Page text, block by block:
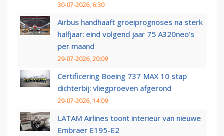
30-07-2026, 6:30
Airbus handhaaft groeiprognoses na sterk
halfjaar: eind volgend jaar 75 A320neo’s
per maand
29-07-2026, 20:09
Certificering Boeing 737 MAX 10 stap
dichterbij: vliegproeven afgerond
29-07-2026, 14:09
LATAM Airlines toont interieur van nieuwe
Embraer E195-E2